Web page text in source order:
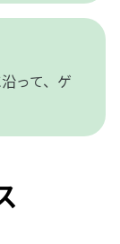
って、ゲ